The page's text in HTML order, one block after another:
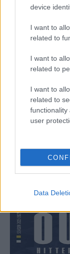
device
I want to
related to
I want to
related to
I want to
related to
functionality
user
Data